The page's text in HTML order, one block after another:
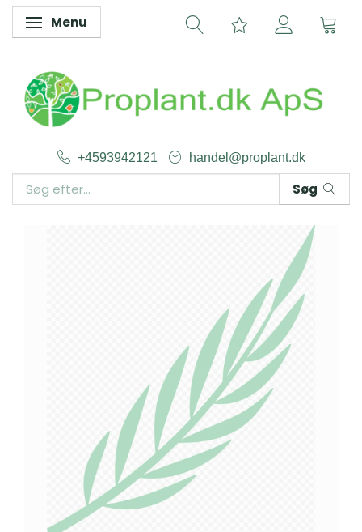
Skifte navigation
Menu
+4593942121 handel@proplant.dk
Søg